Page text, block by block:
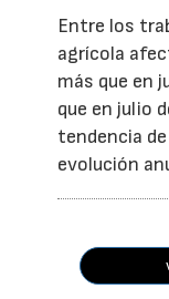
Entre los
agrícola
más que en
que en julio
tendencia
evolución